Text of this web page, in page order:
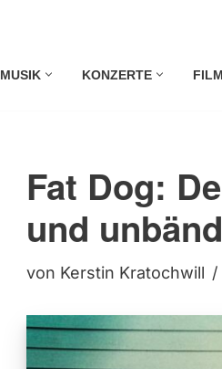
MUSIK KONZERTE
Fat Dog:
und
von Kerstin Kratochwill